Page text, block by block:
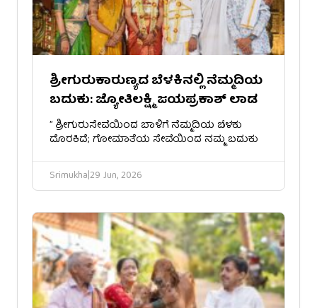
ಶ್ರೀ​ಗುರುಕಾರುಣ್ಯದ ಬೆಳಕಿನಲ್ಲಿ ನೆಮ್ಮದಿಯ
ಬದುಕು: ಜ್ಯೋತಿಲಕ್ಷ್ಮಿ ಜಯಪ್ರಕಾಶ್ ಲಾಡ
​” ಶ್ರೀಗುರುಸೇವೆಯಿಂದ ಬಾಳಿಗೆ ನೆಮ್ಮದಿಯ ಬೆಳಕು
ದೊರಕಿದೆ; ಗೋಮಾತೆಯ ಸೇವೆಯಿಂದ ನಮ್ಮ ಬದುಕು
Srimukha|29 Jun, 2026